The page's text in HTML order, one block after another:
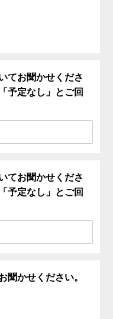
てお聞かせくださ
予定なし」とご回
てお聞かせくださ
予定なし」とご回
聞かせください。